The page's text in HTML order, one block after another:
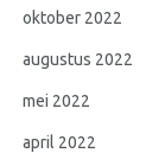
oktober 2022
augustus 2022
mei 2022
april 2022